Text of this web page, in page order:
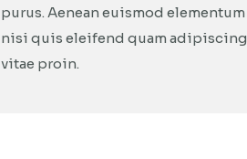
purus. Aenean euismod elementum
nisi quis eleifend quam adipiscing
vitae proin.